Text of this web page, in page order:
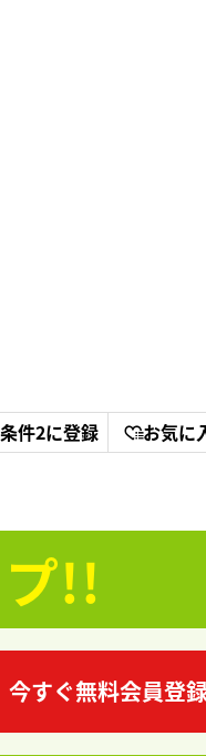
条件2に登録 お気に
!!
今すぐ無料会員登